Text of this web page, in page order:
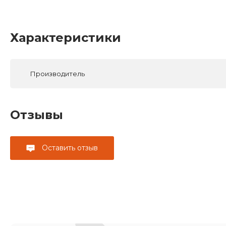
Характеристики
Производитель
Отзывы
Оставить отзыв